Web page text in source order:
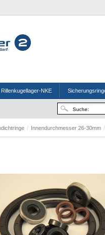
Rillenkugellager-NKE
/ Innendurchmesser 26-30mm /